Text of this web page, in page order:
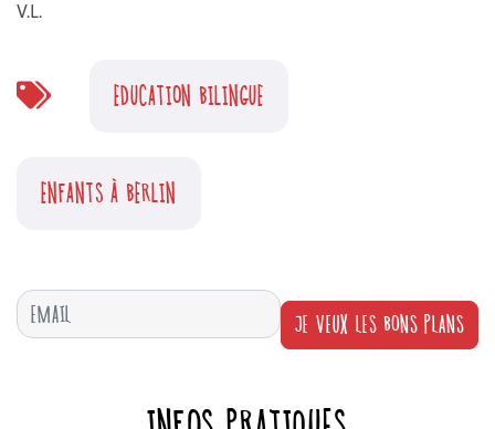
V.L.
EDUCATION BILINGUE
ENFANTS À BERLIN
JE VEUX LES BONS PLANS